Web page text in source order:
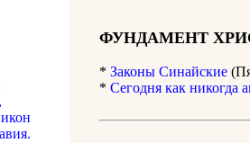
ФУНДАМЕНТ
* Законы Синайские
* Сегодня как никогда